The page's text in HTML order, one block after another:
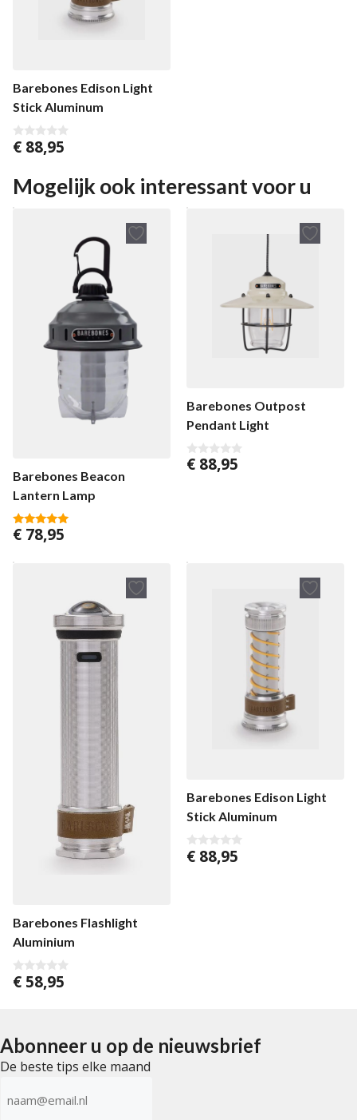
Barebones Edison Light
Stick Aluminum
0
v
n
5
€ 88,95
Mogelijk ook interessant voor u
Barebones Beacon
Lantern Lamp
5.00
€ 78,95
Barebones Outpost
Pendant Light
0
€ 88,95
Barebones Flashlight
Aluminium
0
v
€ 58,95
Barebones Edison Light
Stick Aluminum
0
€ 88,95
Abonneer u op de nieuwsbrief
De beste tips elke maand
mailadres(Vereist)